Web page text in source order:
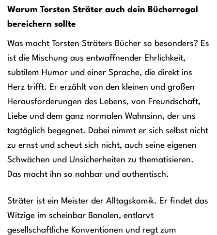
Warum Torsten Sträter auch dein Bücherregal
bereichern sollte
Was macht Torsten Sträters Bücher so besonders? Es
ist die Mischung aus entwaffnender Ehrlichkeit,
subtilem Humor und einer Sprache, die direkt ins
Herz trifft. Er erzählt von den kleinen und großen
Herausforderungen des Lebens, von Freundschaft,
Liebe und dem ganz normalen Wahnsinn, der uns
tagtäglich begegnet. Dabei nimmt er sich selbst nicht
zu ernst und scheut sich nicht, auch seine eigenen
Schwächen und Unsicherheiten zu thematisieren.
Das macht ihn so nahbar und authentisch.
Sträter ist ein Meister der Alltagskomik. Er findet das
Witzige im scheinbar Banalen, entlarvt
gesellschaftliche Konventionen und regt zum